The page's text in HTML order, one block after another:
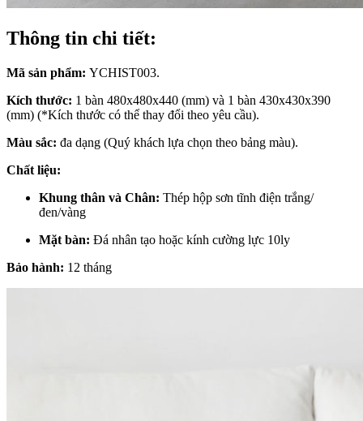
Thông tin chi tiết:
Mã sản phẩm: YCHIST003.
Kích thước: 1 bàn 480x480x440 (mm) và 1 bàn 430x430x390
(mm) (*Kích thước có thể thay đổi theo yêu cầu).
Màu sắc: đa dạng (Quý khách lựa chọn theo bảng màu).
Chất liệu:
Khung thân và Chân: Thép hộp sơn tĩnh điện trắng/
đen/vàng
Mặt bàn: Đá nhân tạo hoặc kính cường lực 10ly
Bảo hành: 12 tháng